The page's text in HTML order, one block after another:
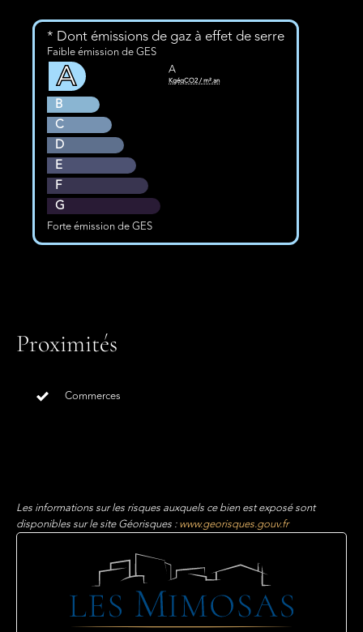
* Dont émissions de gaz à effet de serre
Faible émission de GES
A
B
C
D
E
F
G
Forte émission de GES
A
KgéqCO2 / m².an
Proximités
Commerces
Les informations sur les risques auxquels ce bien est exposé sont
disponibles sur le site Géorisques :www.georisques.gouv.fr